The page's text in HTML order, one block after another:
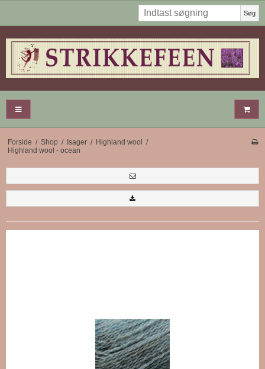
Søg
Forside / Shop / Isager / Highland wool
/
Highland wool - ocean